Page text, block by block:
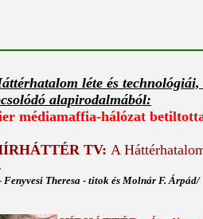
léte és technológiái,
alapirodalmából:
médiamaffia-hálózat
TV: A
Theresa - titok és Molnár F. Árpád/